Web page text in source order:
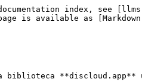
index, see
is available as
biblioteca **discloud.app**